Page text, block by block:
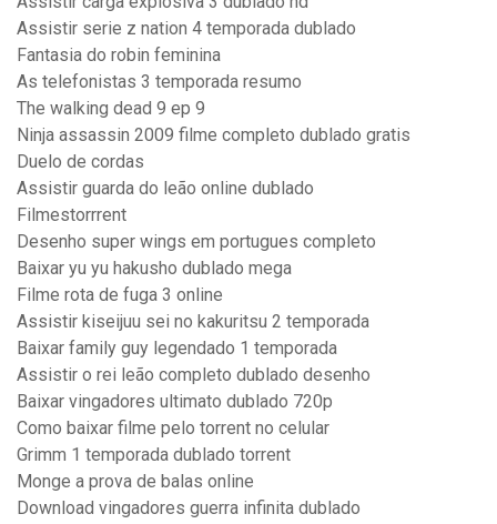
Assistir serie z nation 4 temporada dublado
Fantasia do robin feminina
As telefonistas 3 temporada resumo
The walking dead 9 ep 9
Ninja assassin 2009 filme completo dublado gratis
Duelo de cordas
Assistir guarda do leão online dublado
Filmestorrrent
Desenho super wings em portugues completo
Baixar yu yu hakusho dublado mega
Filme rota de fuga 3 online
Assistir kiseijuu sei no kakuritsu 2 temporada
Baixar family guy legendado 1 temporada
Assistir o rei leão completo dublado desenho
Baixar vingadores ultimato dublado 720p
Como baixar filme pelo torrent no celular
Grimm 1 temporada dublado torrent
Monge a prova de balas online
Download vingadores guerra infinita dublado